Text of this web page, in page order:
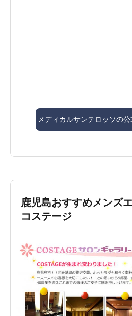
メディカルサンテロッソの
鹿児島おすすめメンズ
コステージ